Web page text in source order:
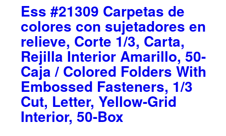
Ess #21309 Carpetas de
colores con sujetadores en
relieve, Corte 1/3, Carta,
Rejilla Interior Amarillo, 50-
Caja / Colored Folders With
Embossed Fasteners, 1/3
Cut, Letter, Yellow-Grid
Interior, 50-Box